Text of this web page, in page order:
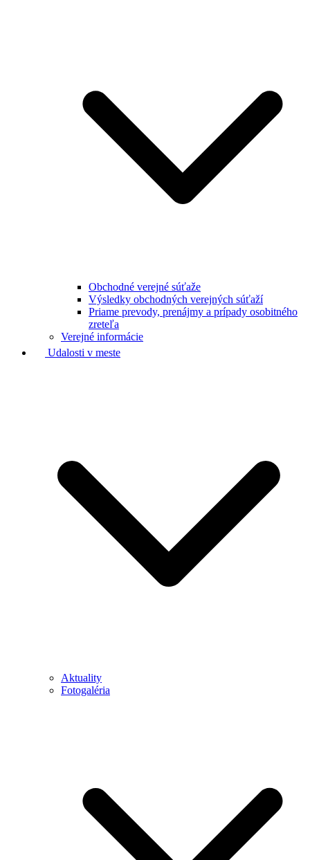
Obchodné verejné súťaže
Výsledky obchodných verejných súťaží
Priame prevody, prenájmy a prípady osobitného
zreteľa
Verejné informácie
Udalosti v meste
Aktuality
Fotogaléria